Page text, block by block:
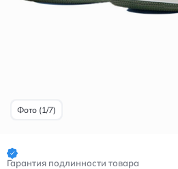
Фото (1/7)
Гарантия подлинности товара